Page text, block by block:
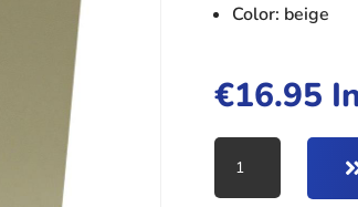
Color: beige
€16.95
BOX